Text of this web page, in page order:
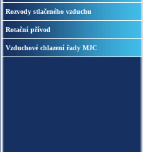
Rozvody stlačeného vzduchu
Rotační přívod
Vzduchové chlazení řady MJC